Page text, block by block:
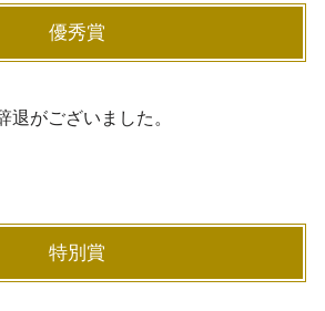
優秀賞
退がございました。
特別賞